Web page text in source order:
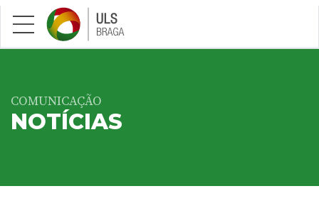
Saltar para conteúdo principal
COMUNICAÇÃO
NOTÍCIAS